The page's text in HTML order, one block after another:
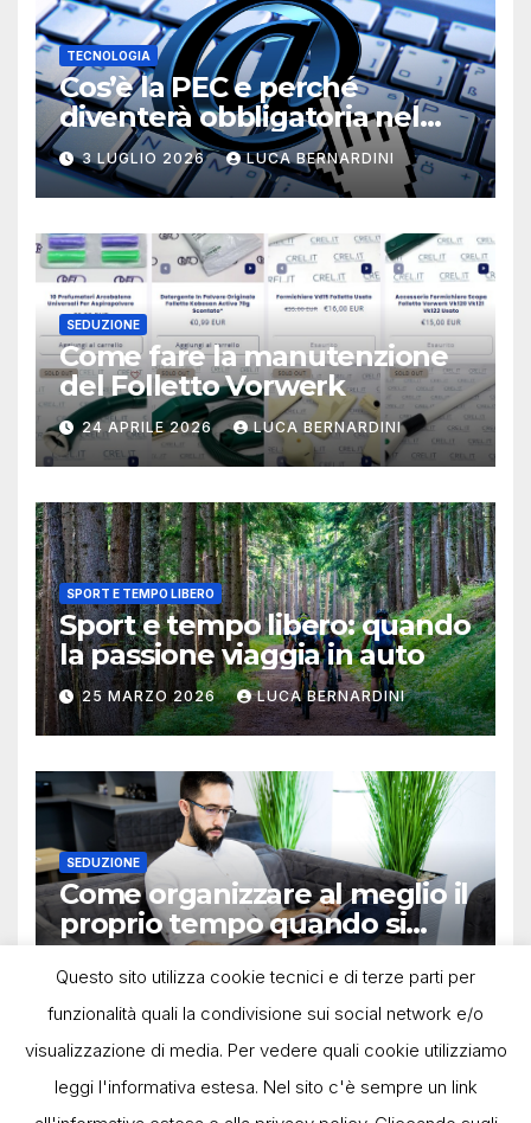
TECNOLOGIA
Cos’è la PEC e perché
diventerà obbligatoria nel
2026?
3 LUGLIO 2026 LUCA BERNARDINI
SEDUZIONE
Come fare la manutenzione
del Folletto Vorwerk
24 APRILE 2026 LUCA BERNARDINI
SPORT E TEMPO LIBERO
Sport e tempo libero: quando
la passione viaggia in auto
25 MARZO 2026 LUCA BERNARDINI
SEDUZIONE
Come organizzare al meglio il
proprio tempo quando si
lavora in autonomia
Questo sito utilizza cookie tecnici e di terze parti per
funzionalità quali la condivisione sui social network e/o
visualizzazione di media. Per vedere quali cookie utilizziamo
leggi l'informativa estesa. Nel sito c'è sempre un link